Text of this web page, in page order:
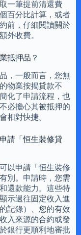
一筆提前清還費
百分比計算，或者
前，仔細閱讀關於
外收費。
抵押品？
，一般而言，您無
物業按揭貸款不
化了申請流程，也
必擔心其被抵押的
相對快捷。
請「恒生裝修貸
以申請「恒生裝修
別。申請時，您需
還款能力。這些特
示過往固定收入進
記錄）、您的有效
入來源的合約或發
銀行更順利地審批